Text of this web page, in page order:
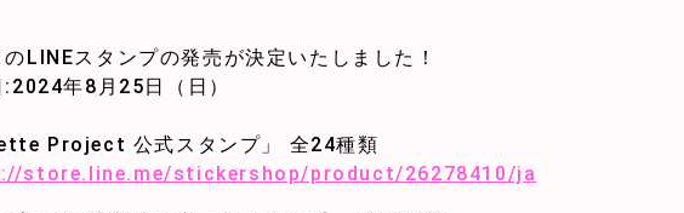
LINEスタンプの発売が決定いたしました！
年8月25日（日）
Project 公式スタンプ」 全24種類
store.line.me/stickershop/product/26278410/ja